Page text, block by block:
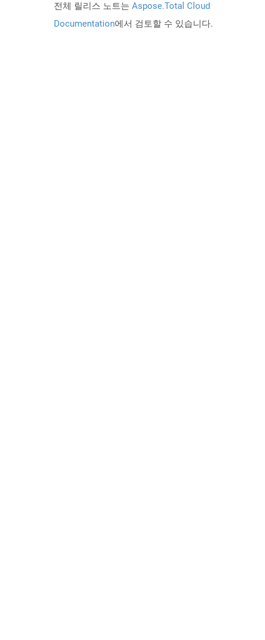
전체 릴리스 노트는 Aspose.Total Cloud
Documentation에서 검토할 수 있습니다.